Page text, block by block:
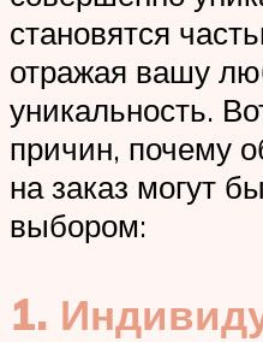
становятся
отражая вашу
уникальность.
причин, почему
на заказ могут
выбором:
1.